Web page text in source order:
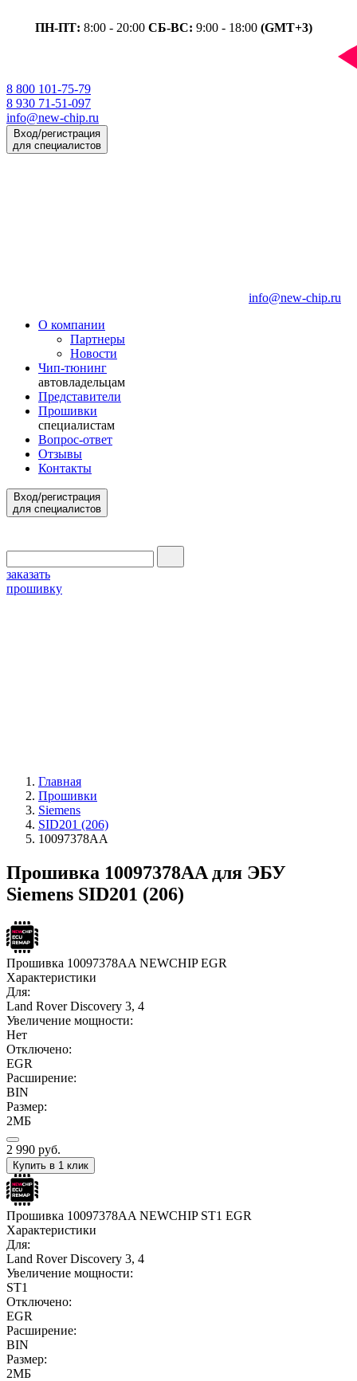
ПН-ПТ: 8:00 - 20:00 СБ-ВС: 9:00 - 18:00 (GMT+3)
8 800 101-75-79
8 930 71-51-097
info@new-chip.ru
Вход/регистрация
для специалистов
info@new-chip.ru
О компании
Партнеры
Новости
Чип-тюнинг
автовладельцам
Представители
Прошивки
специалистам
Вопрос-ответ
Отзывы
Контакты
Вход/регистрация
для специалистов
заказать
прошивку
Главная
Прошивки
Siemens
SID201 (206)
10097378AA
Прошивка 10097378AA для ЭБУ
Siemens SID201 (206)
Прошивка 10097378AA NEWCHIP EGR
Характеристики
Для:
Land Rover Discovery 3, 4
Увеличение мощности:
Нет
Отключено:
EGR
Расширение:
BIN
Размер:
2МБ
2 990 руб.
Купить в 1 клик
Прошивка 10097378AA NEWCHIP ST1 EGR
Характеристики
Для:
Land Rover Discovery 3, 4
Увеличение мощности:
ST1
Отключено:
EGR
Расширение:
BIN
Размер:
2МБ